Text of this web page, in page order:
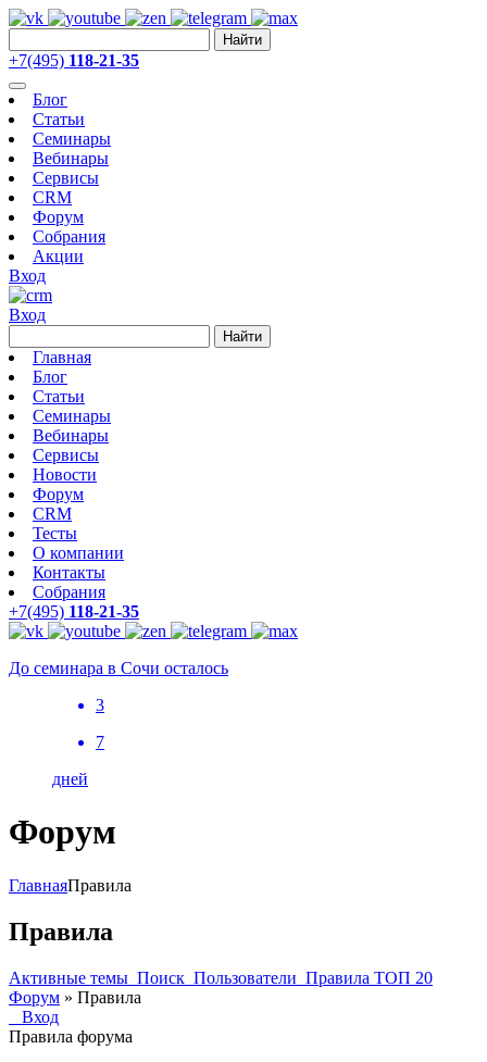
Найти
+7(495) 118-21-35
Блог
Статьи
Семинары
Вебинары
Сервисы
CRM
Форум
Собрания
Акции
Вход
Вход
Найти
Главная
Блог
Статьи
Семинары
Вебинары
Сервисы
Новости
Форум
CRM
Тесты
О компании
Контакты
Собрания
+7(495) 118-21-35
До семинара в Сочи осталось
3
7
дней
Форум
ГлавнаяПравила
Правила
Активные темы Поиск Пользователи Правила ТОП 20
Форум » Правила
Вход
Правила форума